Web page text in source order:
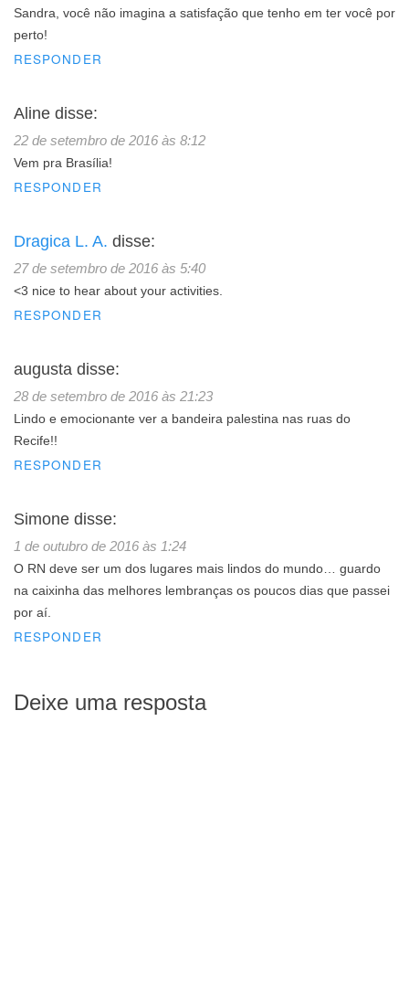
Sandra, você não imagina a satisfação que tenho em ter você por
perto!
RESPONDER
Aline disse:
22 de setembro de 2016 às 8:12
Vem pra Brasília!
RESPONDER
Dragica L. A. disse:
27 de setembro de 2016 às 5:40
<3 nice to hear about your activities.
RESPONDER
augusta disse:
28 de setembro de 2016 às 21:23
Lindo e emocionante ver a bandeira palestina nas ruas do
Recife!!
RESPONDER
Simone disse:
1 de outubro de 2016 às 1:24
O RN deve ser um dos lugares mais lindos do mundo… guardo
na caixinha das melhores lembranças os poucos dias que passei
por aí.
RESPONDER
Deixe uma resposta